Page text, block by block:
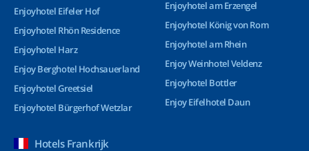
Enjoyhotel Eifeler Hof
Enjoyhotel Rhön Residence
Enjoyhotel Harz
Enjoy Berghotel Hochsauerland
Enjoyhotel Greetsiel
Enjoyhotel Bürgerhof Wetzlar
Enjoyhotel am Erzengel
Enjoyhotel König von Rom
Enjoyhotel am Rhein
Enjoy Weinhotel Veldenz
Enjoyhotel Bottler
Enjoy Eifelhotel Daun
Hotels Frankrijk